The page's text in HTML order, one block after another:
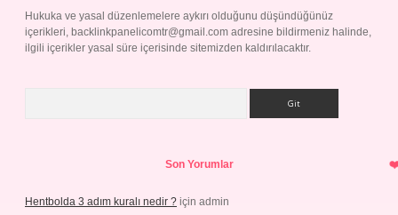
Hukuka ve yasal düzenlemelere aykırı olduğunu düşündüğünüz
içerikleri, backlinkpanelicomtr@gmail.com adresine bildirmeniz halinde,
ilgili içerikler yasal süre içerisinde sitemizden kaldırılacaktır.
Son Yorumlar
Hentbolda 3 adım kuralı nedir ? için admin